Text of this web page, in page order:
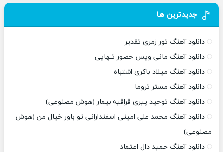
جدیدترین ها
دانلود آهنگ تور زمری تقدیر
دانلود آهنگ مانی ویس حضور تنهایی
دانلود آهنگ میلاد باکری اشتباه
دانلود آهنگ مستر تروما
دانلود آهنگ توحید پیری قراقیه بیمار (هوش مصنوعی)
دانلود آهنگ محمد علی امینی اسفندارانی تو باور خیال من (هوش
مصنوعی)
دانلود آهنگ حمید دال اعتماد